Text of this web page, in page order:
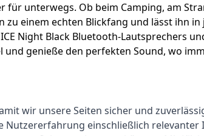
für unterwegs. Ob beim Camping, am
zu einem echten Blickfang und lässt ihn
Night Black Bluetooth-Lautsprechers
genieße den perfekten Sound, wo
wir unsere Seiten sicher und
Nutzererfahrung einschließlich relevanter